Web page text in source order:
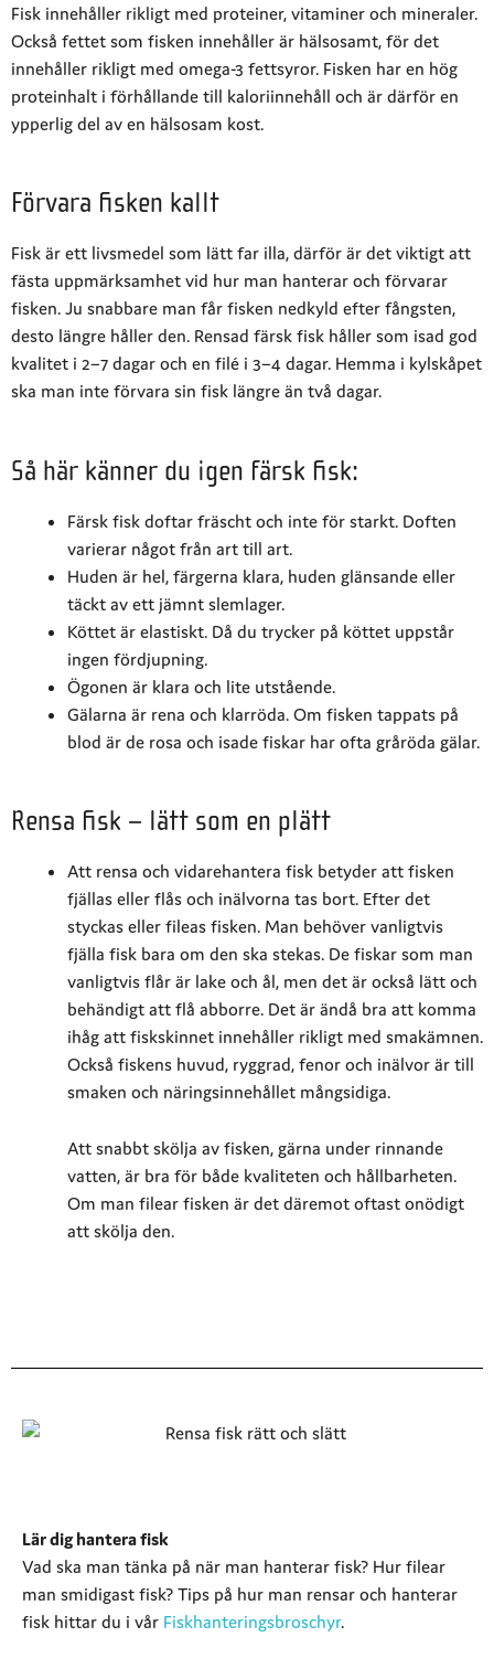
Fisk innehåller rikligt med proteiner, vitaminer och mineraler.
Också fettet som fisken innehåller är hälsosamt, för det
innehåller rikligt med omega-3 fettsyror. Fisken har en hög
proteinhalt i förhållande till kaloriinnehåll och är därför en
ypperlig del av en hälsosam kost.
Förvara fisken kallt
Fisk är ett livsmedel som lätt far illa, därför är det viktigt att
fästa uppmärksamhet vid hur man hanterar och förvarar
fisken. Ju snabbare man får fisken nedkyld efter fångsten,
desto längre håller den. Rensad färsk fisk håller som isad god
kvalitet i 2–7 dagar och en filé i 3–4 dagar. Hemma i kylskåpet
ska man inte förvara sin fisk längre än två dagar.
Så här känner du igen färsk fisk:
Färsk fisk doftar fräscht och inte för starkt. Doften
varierar något från art till art.
Huden är hel, färgerna klara, huden glänsande eller
täckt av ett jämnt slemlager.
Köttet är elastiskt. Då du trycker på köttet uppstår
ingen fördjupning.
Ögonen är klara och lite utstående.
Gälarna är rena och klarröda. Om fisken tappats på
blod är de rosa och isade fiskar har ofta gråröda gälar.
Rensa fisk – lätt som en plätt
Att rensa och vidarehantera fisk betyder att fisken
fjällas eller flås och inälvorna tas bort. Efter det
styckas eller fileas fisken. Man behöver vanligtvis
fjälla fisk bara om den ska stekas. De fiskar som man
vanligtvis flår är lake och ål, men det är också lätt och
behändigt att flå abborre. Det är ändå bra att komma
ihåg att fiskskinnet innehåller rikligt med smakämnen.
Också fiskens huvud, ryggrad, fenor och inälvor är till
smaken och näringsinnehållet mångsidiga.
Att snabbt skölja av fisken, gärna under rinnande
vatten, är bra för både kvaliteten och hållbarheten.
Om man filear fisken är det däremot oftast onödigt
att skölja den.
Lär dig hantera fisk
Vad ska man tänka på när man hanterar fisk? Hur filear
man smidigast fisk? Tips på hur man rensar och hanterar
fisk hittar du i vår Fiskhanteringsbroschyr.